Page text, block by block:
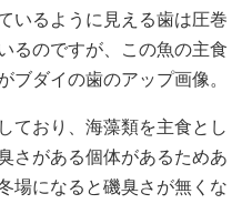
いるように見える歯は圧巻
るのですが、この魚の主食
ブダイの歯のアップ画像。
ており、海藻類を主食とし
さがある個体があるためあ
場になると磯臭さが無くな